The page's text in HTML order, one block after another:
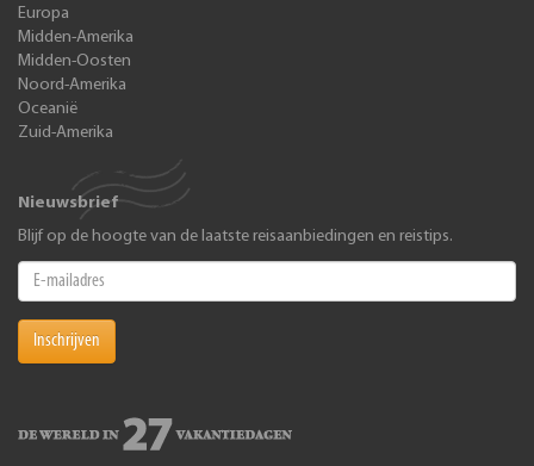
Europa
Midden-Amerika
Midden-Oosten
Noord-Amerika
Oceanië
Zuid-Amerika
Nieuwsbrief
Blijf op de hoogte van de laatste reisaanbiedingen en reistips.
Inschrijven